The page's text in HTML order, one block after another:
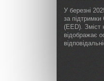
У березні
за
(EED). Зміст
відображає